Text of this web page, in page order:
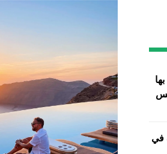
في